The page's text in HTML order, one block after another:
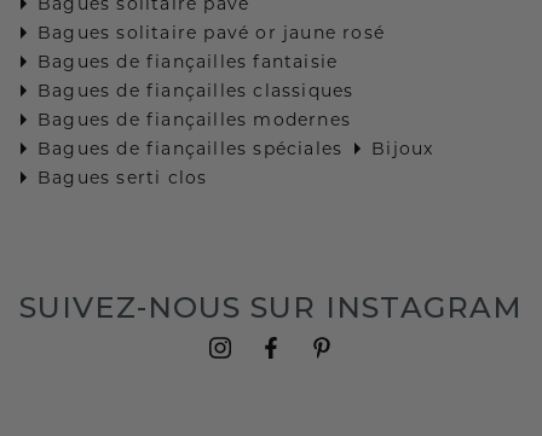
Bagues solitaire pavé or jaune rosé
Bagues de fiançailles fantaisie
Bagues de fiançailles classiques
Bagues de fiançailles modernes
Bagues de fiançailles spéciales
Bijoux
Bagues serti clos
SUIVEZ-NOUS SUR INSTAGRAM